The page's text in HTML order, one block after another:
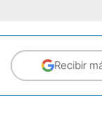
Recibir